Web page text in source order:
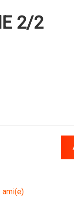
2/2
ami(e)